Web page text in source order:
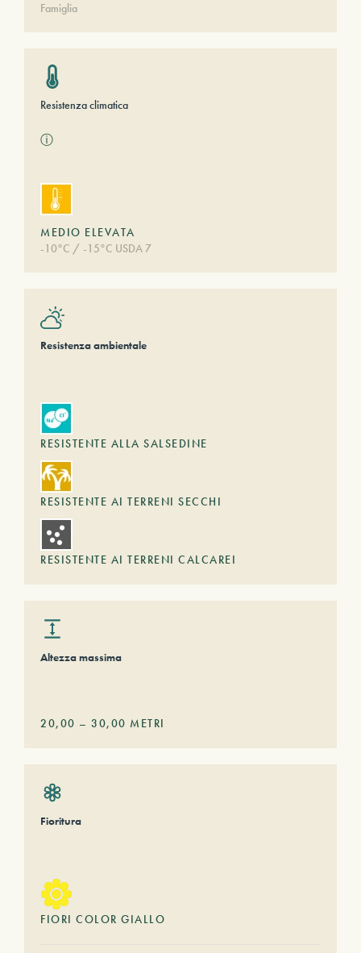
Famiglia
Resistenza climatica
ⓘ
MEDIO ELEVATA
-10°C / -15°C USDA 7
Resistenza ambientale
RESISTENTE ALLA SALSEDINE
RESISTENTE AI TERRENI SECCHI
RESISTENTE AI TERRENI CALCAREI
Altezza massima
20,00 – 30,00 METRI
Fioritura
FIORI COLOR GIALLO